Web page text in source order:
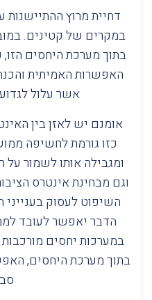
דחיית מרוץ
במקרים של קטינים.
בתוך מערכת היחסים
האפשרות האמיתית
אשר עלול
אומנם יש לאזן בין
כזו גורמת לחשיפה
ומגבילה אותו לשמור על
וגם מבחינת אינטרס
השיפוט לעסוק
הדבר יאפשר לעובד
במערכות יחסים
בתוך מערכת היחסים,